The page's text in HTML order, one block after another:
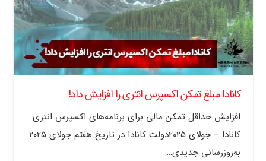
کانادا مبلغ تمکن اکسپرس انتری را افزایش داد!
افزایش حداقل تمکن مالی برای برنامه‌های اکسپرس انتری
کانادا – جولای ۲۰۲۵دولت کانادا در تاریخ هفتم جولای ۲۰۲۵
به‌روزرسانی جدیدی…